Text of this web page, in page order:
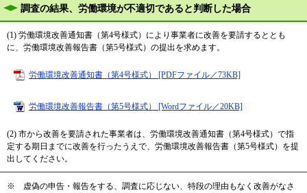
調査の結果、労働環境が不適切であると判断した場合
(1) 労働環境改善通知書（第4号様式）により事業者に改善を要請するととも
に、労働環境改善報告書（第5号様式）の提出を求めます。
労働環境改善通知書（第4号様式） [PDFファイル／73KB]
労働環境改善報告書（第5号様式） [Wordファイル／20KB]
(2) 市から改善を要請された事業者は、労働環境改善通知書（第4号様式）で指
定する期日までに改善を行ったうえで、労働環境改善報告書（第5号様式）を提
出してください。
※ 虚偽の申告・報告をする、調査に応じない、特段の理由もなく改善がなさ